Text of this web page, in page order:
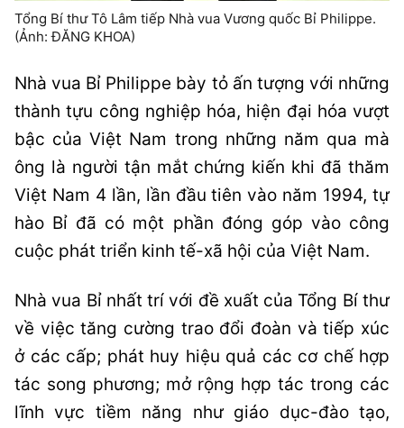
Tổng Bí thư Tô Lâm tiếp Nhà vua Vương quốc Bỉ Philippe.
(Ảnh: ĐĂNG KHOA)
Nhà vua Bỉ Philippe bày tỏ ấn tượng với những
thành tựu công nghiệp hóa, hiện đại hóa vượt
bậc của Việt Nam trong những năm qua mà
ông là người tận mắt chứng kiến khi đã thăm
Việt Nam 4 lần, lần đầu tiên vào năm 1994, tự
hào Bỉ đã có một phần đóng góp vào công
cuộc phát triển kinh tế-xã hội của Việt Nam.
Nhà vua Bỉ nhất trí với đề xuất của Tổng Bí thư
về việc tăng cường trao đổi đoàn và tiếp xúc
ở các cấp; phát huy hiệu quả các cơ chế hợp
tác song phương; mở rộng hợp tác trong các
lĩnh vực tiềm năng như giáo dục-đào tạo,